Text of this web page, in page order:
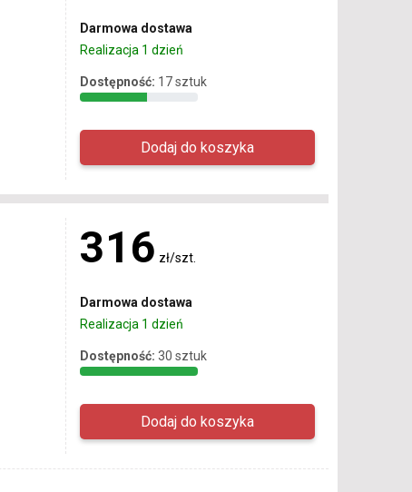
Darmowa dostawa
Realizacja 1 dzień
Dostępność: 17 sztuk
316 zł/szt.
Darmowa dostawa
Realizacja 1 dzień
Dostępność: 30 sztuk